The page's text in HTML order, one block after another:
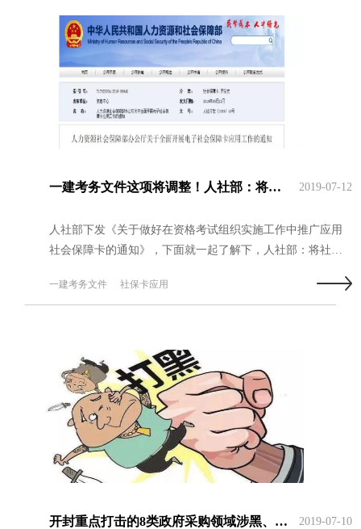
一建考务文件这项将调整！人社部：将社保卡应用于国家资格考试 2019-07-12
人社部下发《关于做好在资格考试组织实施工作中推广应用
社会保障卡的通知》，下面就一起了解下，人社部：将社保
一建考务文件 社保卡应用
开封重点打击的8类政府采购领域涉黑、涉恶、涉乱情形是什么？ 2019-07-10